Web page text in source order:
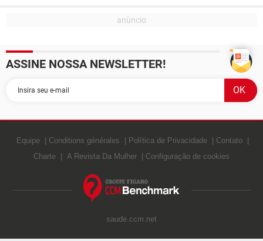
ASSINE NOSSA NEWSLETTER!
Equipe Conditions générales Política de Privacidade
Contato
Charte
A Revista Da Mulher Configuração de cookies
saude.ccm.net